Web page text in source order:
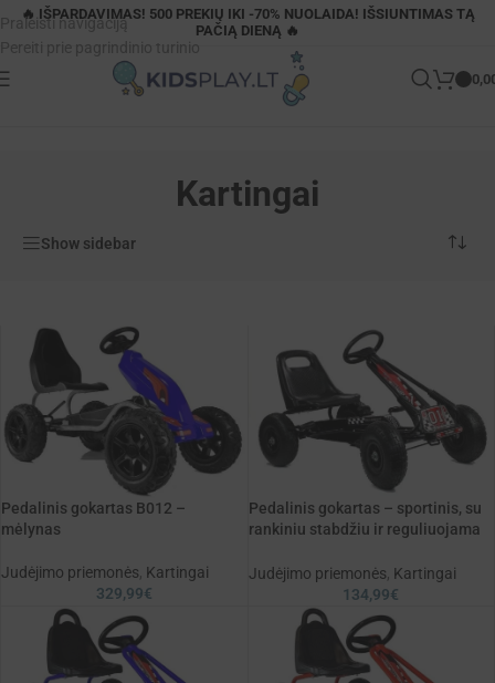
Praleisti navigaciją
Pereiti prie pagrindinio turinio
🔥 IŠPARDAVIMAS! 500 PREKIŲ IKI -70% NUOLAIDA! IŠSIUNTIMAS TĄ
PAČIĄ DIENĄ 🔥
Judėjimo priemonės Kartingai
Kartingai
Show sidebar
Pedalinis gokartas B012 –
mėlynas
Judėjimo priemonės, Kartingai
329,99€
Pedalinis gokartas – sportinis, su
rankiniu stabdžiu ir reguliuojama
Judėjimo priemonės, Kartingai
134,99€